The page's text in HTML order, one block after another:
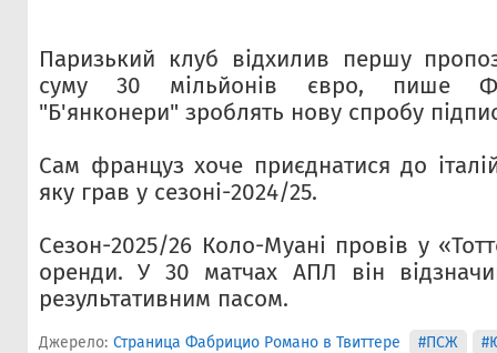
Паризький клуб відхилив першу
суму 30 мільйонів євро, пише
"Б'янконери" зроблять нову спробу
Сам француз хоче приєднатися до
яку грав у сезоні-2024/25.
Сезон-2025/26 Коло-Муані провів у
оренди. У 30 матчах АПЛ він
результативним пасом.
Джерело: Страница Фабрицио Романо в Твиттере #ПСЖ